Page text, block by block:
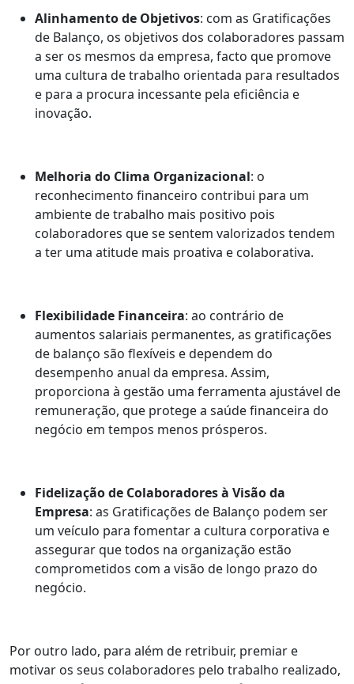
Alinhamento de Objetivos: com as Gratificações
de Balanço, os objetivos dos colaboradores passam
a ser os mesmos da empresa, facto que promove
uma cultura de trabalho orientada para resultados
e para a procura incessante pela eficiência e
inovação.
Melhoria do Clima Organizacional: o
reconhecimento financeiro contribui para um
ambiente de trabalho mais positivo pois
colaboradores que se sentem valorizados tendem
a ter uma atitude mais proativa e colaborativa.
Flexibilidade Financeira: ao contrário de
aumentos salariais permanentes, as gratificações
de balanço são flexíveis e dependem do
desempenho anual da empresa. Assim,
proporciona à gestão uma ferramenta ajustável de
remuneração, que protege a saúde financeira do
negócio em tempos menos prósperos.
Fidelização de Colaboradores à Visão da
Empresa: as Gratificações de Balanço podem ser
um veículo para fomentar a cultura corporativa e
assegurar que todos na organização estão
comprometidos com a visão de longo prazo do
negócio.
Por outro lado, para além de retribuir, premiar e
motivar os seus colaboradores pelo trabalho realizado,